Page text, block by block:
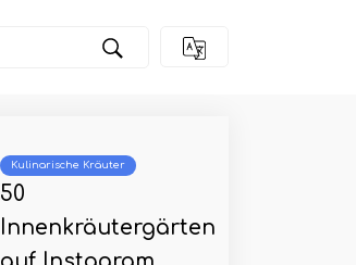
Kulinarische Kräuter
50
Innenkräutergärten